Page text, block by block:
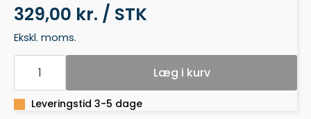
329,00 kr. / STK
Ekskl. moms.
MAYLAND
HULAPPARAT
SYSTEM
PP
antal
Læg i kurv
Leveringstid 3-5 dage